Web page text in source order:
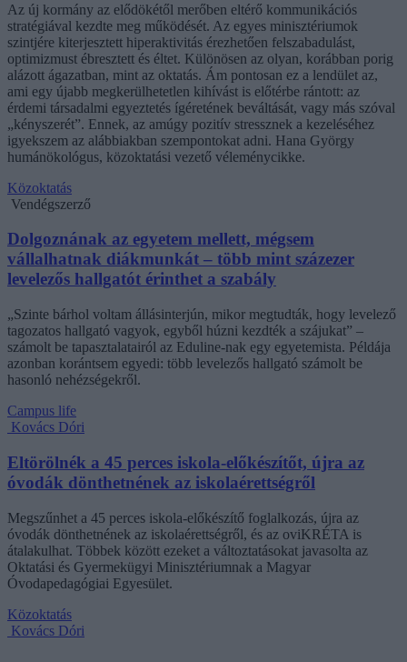
Az új kormány az elődökétől merőben eltérő kommunikációs
stratégiával kezdte meg működését. Az egyes minisztériumok
szintjére kiterjesztett hiperaktivitás érezhetően felszabadulást,
optimizmust ébresztett és éltet. Különösen az olyan, korábban porig
alázott ágazatban, mint az oktatás. Ám pontosan ez a lendület az,
ami egy újabb megkerülhetetlen kihívást is előtérbe rántott: az
érdemi társadalmi egyeztetés ígéretének beváltását, vagy más szóval
„kényszerét”. Ennek, az amúgy pozitív stressznek a kezeléséhez
igyekszem az alábbiakban szempontokat adni. Hana György
humánökológus, közoktatási vezető véleménycikke.
Közoktatás
Vendégszerző
Dolgoznának az egyetem mellett, mégsem
vállalhatnak diákmunkát – több mint százezer
levelezős hallgatót érinthet a szabály
„Szinte bárhol voltam állásinterjún, mikor megtudták, hogy levelező
tagozatos hallgató vagyok, egyből húzni kezdték a szájukat” –
számolt be tapasztalatairól az Eduline-nak egy egyetemista. Példája
azonban korántsem egyedi: több levelezős hallgató számolt be
hasonló nehézségekről.
Campus life
Kovács Dóri
Eltörölnék a 45 perces iskola-előkészítőt, újra az
óvodák dönthetnének az iskolaérettségről
Megszűnhet a 45 perces iskola-előkészítő foglalkozás, újra az
óvodák dönthetnének az iskolaérettségről, és az oviKRÉTA is
átalakulhat. Többek között ezeket a változtatásokat javasolta az
Oktatási és Gyermekügyi Minisztériumnak a Magyar
Óvodapedagógiai Egyesület.
Közoktatás
Kovács Dóri